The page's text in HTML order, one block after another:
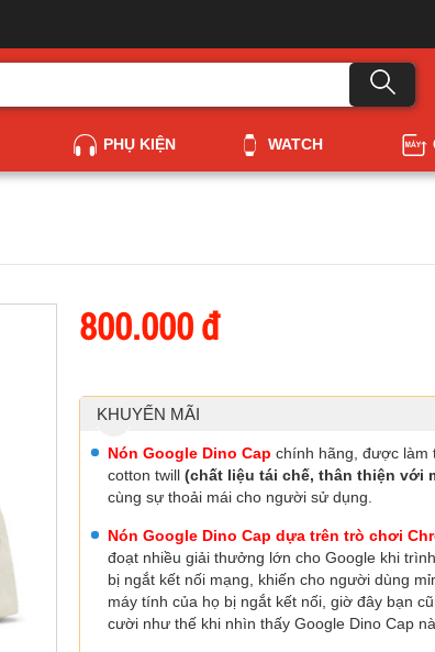
PHỤ KIỆN WATCH
800.000 đ
KHUYẾN MÃI
Nón Google Dino Cap chính hãng, được làm
cotton twill(chất liệu tái chế, thân thiện với
cùng sự thoải mái cho người sử dụng.
Nón Google Dino Cap dựa trên trò chơi
đoạt nhiều giải thưởng lớn cho Google khi
bị ngắt kết nối mạng, khiến cho người dùng
máy tính của họ bị ngắt kết nối, giờ đây bạn
cười như thế khi nhìn thấy Google Dino Cap